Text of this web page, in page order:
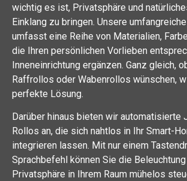
wichtig es ist, Privatsphäre und
Einklang zu bringen. Unsere
umfasst eine Reihe von Materialien,
die Ihren persönlichen Vorlieben
Inneneinrichtung ergänzen. Ganz gleich,
Raffrollos oder Wabenrollos wünschen,
perfekte Lösung.
Darüber hinaus bieten wir automatisierte
Rollos an, die sich nahtlos in Ihr Smart-
integrieren lassen. Mit nur einem
Sprachbefehl können Sie die Beleuchtung
Privatsphäre in Ihrem Raum mühelos